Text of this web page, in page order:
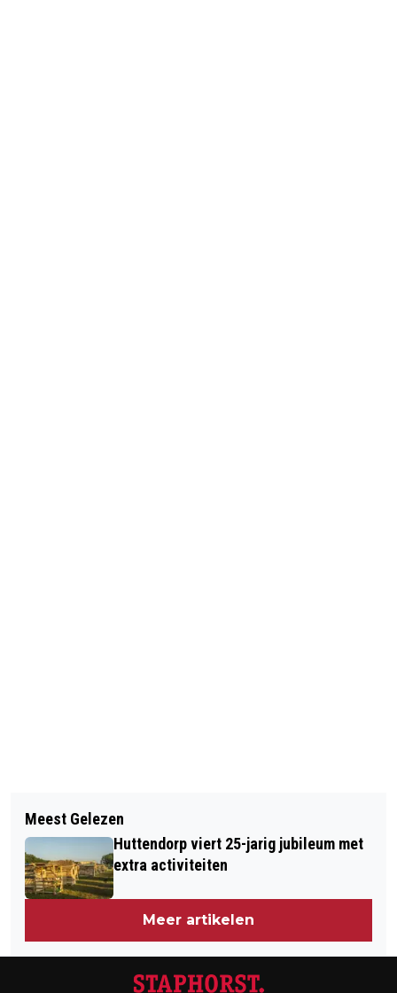
KRUIDENIERLOOS ROUVEEN MAAKT
WEER KANS OP SUPERMARKT
BURGEMEESTERS SEGERS EN BRAND
GEHAALD MET PAARD
Meest Gelezen
Huttendorp viert 25-jarig jubileum met
extra activiteiten
Meer artikelen